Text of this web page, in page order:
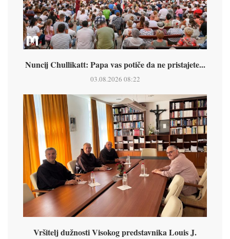
Nuncij Chullikatt: Papa vas potiče da ne pristajete...
03.08.2026 08:22
Vršitelj dužnosti Visokog predstavnika Louis J.